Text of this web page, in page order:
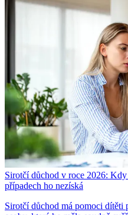
Sirotčí důchod v roce 2026:
případech ho nezíská
Sirotčí důchod má pomoci dítěti